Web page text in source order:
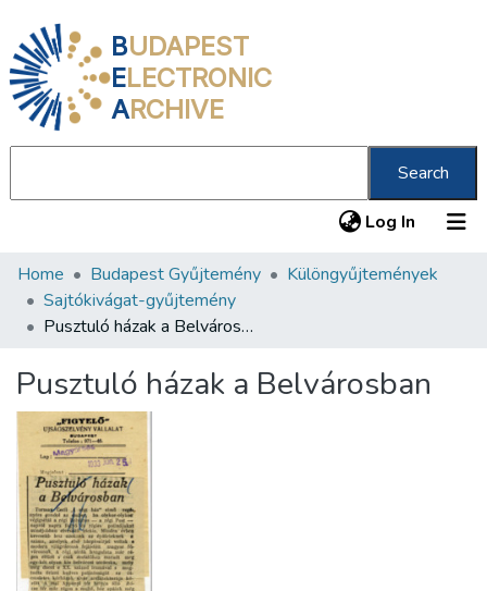
BUDAPEST
ELECTRONIC
ARCHIVE
Search
Log In (current)
Communities & Collections
All of DSpace
About us
Home Budapest Gyűjtemény
Különgyűjtemények
Sajtókivágat-gyűjtemény
Pusztuló házak a Belvárosban
Pusztuló házak a Belvárosban